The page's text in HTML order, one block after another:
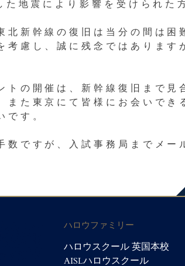
地震により影響を受けられた
北新幹線の復旧は当分の間は
考慮し、誠に残念ではありま
トの開催は、新幹線復旧まで
また東京にて皆様にお会いで
です。
数ですが、入試事務局までメ
ハロウファミリー
ハロウスクール 英国本校
AISLハロウスクール